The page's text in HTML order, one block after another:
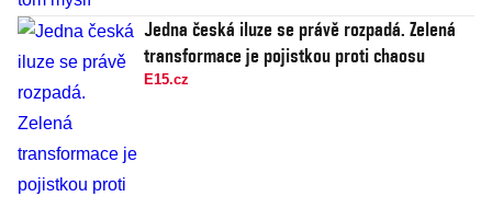
Jedna česká iluze se právě rozpadá. Zelená
transformace je pojistkou proti chaosu
E15.cz